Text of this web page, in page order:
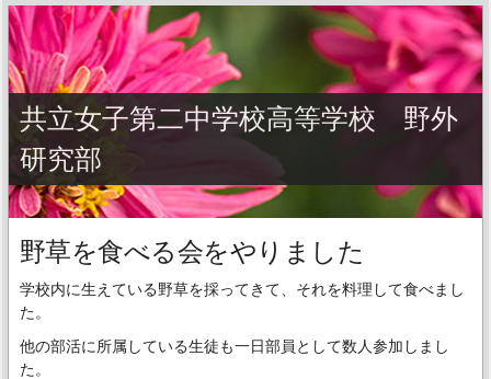
共立女子第二中学校高等学校 野外
研究部
野草を食べる会をやりました
学校内に生えている野草を採ってきて、それを料理して食べまし
た。
他の部活に所属している生徒も一日部員として数人参加しまし
た。